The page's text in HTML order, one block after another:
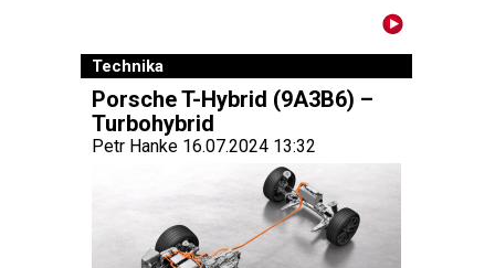
Technika
Porsche T-Hybrid (9A3B6) –
Turbohybrid
Petr Hanke 16.07.2024 13:32